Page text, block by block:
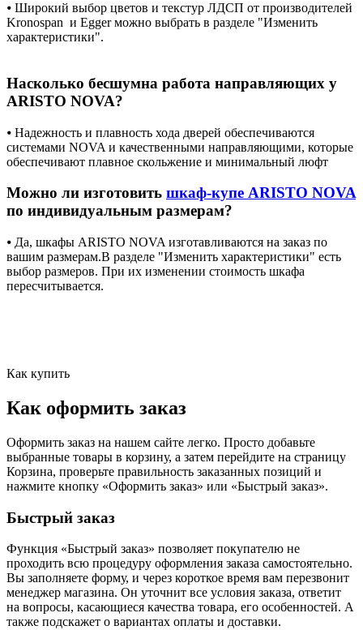
⦁ Широкий выбор цветов и текстур ЛДСП от производителей
Kronospan и Egger можно выбрать в разделе "Изменить
характеристики".
Насколько бесшумна работа направляющих у
ARISTO NOVA?
⦁ Надежность и плавность хода дверей обеспечиваются
системами NOVA и качественными направляющими, которые
обеспечивают плавное скольжение и минимальный люфт
Можно ли изготовить шкаф-купе ARISTO NOVA
по индивидуальным размерам?
⦁ Да, шкафы ARISTO NOVA изготавливаются на заказ по
вашим размерам.В разделе "Изменить характеристики" есть
выбор размеров. При их изменении стоимость шкафа
пересчитывается.
Как купить
Как оформить заказ
Оформить заказ на нашем сайте легко. Просто добавьте
выбранные товары в корзину, а затем перейдите на страницу
Корзина, проверьте правильность заказанных позиций и
нажмите кнопку «Оформить заказ» или «Быстрый заказ».
Быстрый заказ
Функция «Быстрый заказ» позволяет покупателю не
проходить всю процедуру оформления заказа самостоятельно.
Вы заполняете форму, и через короткое время вам перезвонит
менеджер магазина. Он уточнит все условия заказа, ответит
на вопросы, касающиеся качества товара, его особенностей. А
также подскажет о вариантах оплаты и доставки.